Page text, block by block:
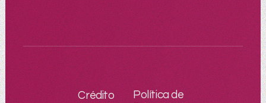
Crédito
Política de